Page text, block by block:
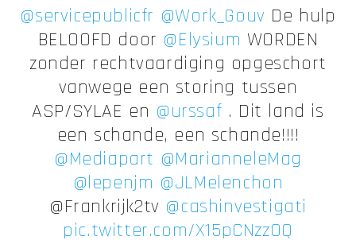
@servicepublicfr @Work_Gouv De hulp
BELOOFD door @Elysium WORDEN
zonder rechtvaardiging opgeschort
vanwege een storing tussen
ASP/SYLAE en @urssaf . Dit land is
een schande, een schande!!!!
@Mediapart @MarianneleMag
@lepenjm @JLMelenchon
@Frankrijk2tv @cashinvestigati
pic.twitter.com/X15pCNzzOQ